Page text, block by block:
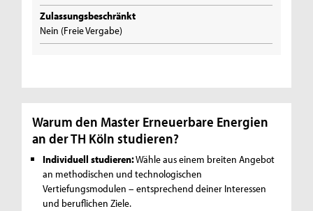
Zulassungsbeschränkt
Nein (Freie Vergabe)
Warum den Master Erneuerbare Energien
an der TH Köln studieren?
Individuell studieren:Wähle aus einem breiten Angebot
an methodischen und technologischen
Vertiefungsmodulen – entsprechend deiner Interessen
und beruflichen Ziele.